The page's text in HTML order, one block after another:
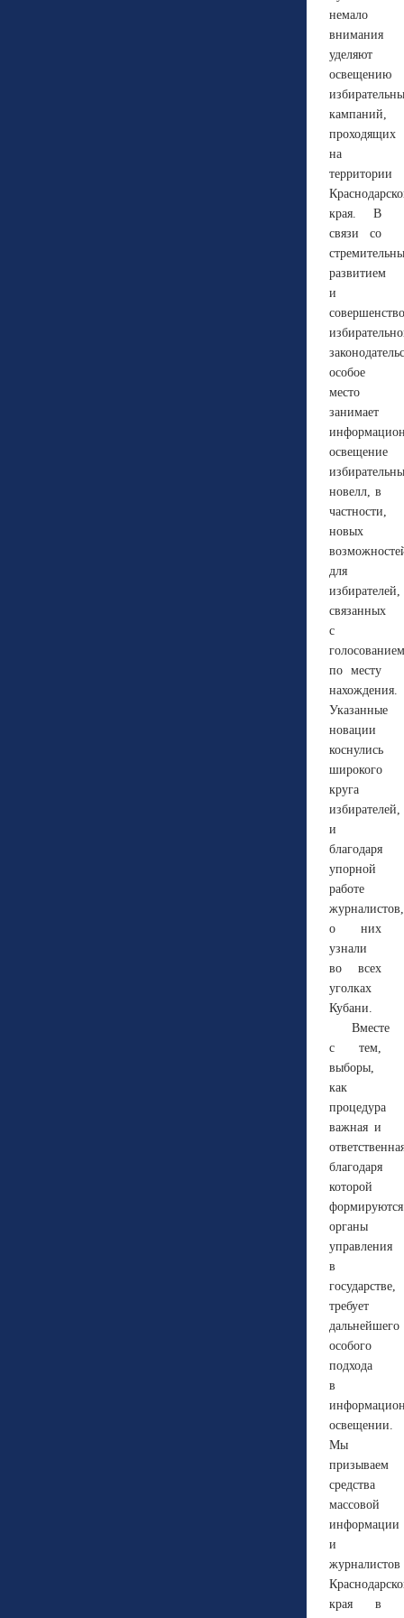
немало
внимания
уделяют
освещению
кампаний,
проходящих
на
территории
края. В
связи со
развитием
и
особое
место
занимает
освещение
новелл, в
частности,
новых
для
избирателей,
связанных
с
голосованием
по месту
нахождения.
Указанные
новации
коснулись
широкого
круга
избирателей,
и
благодаря
упорной
работе
журналистов,
о них
узнали
во всех
уголках
Кубани.
Вместе
с тем,
выборы,
как
процедура
важная и
благодаря
которой
формируются
органы
управления
в
государстве,
требует
дальнейшего
особого
подхода
в
освещении.
Мы
призываем
средства
массовой
информации
и
журналистов
края в